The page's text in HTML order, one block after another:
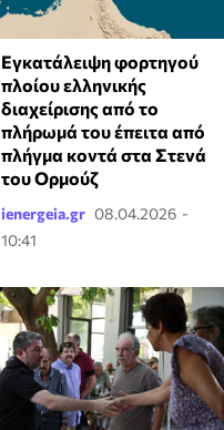
Εγκατάλειψη φορτηγού
πλοίου ελληνικής
διαχείρισης από το
πλήρωμά του έπειτα από
πλήγμα κοντά στα Στενά
του Ορμούζ
ienergeia.gr 08.04.2026 -
10:41